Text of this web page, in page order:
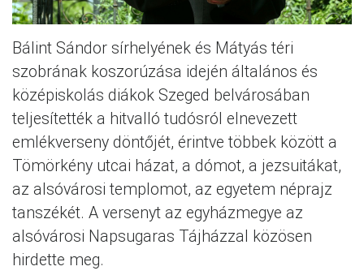
Bálint Sándor sírhelyének és Mátyás téri
szobrának koszorúzása idején általános és
középiskolás diákok Szeged belvárosában
teljesítették a hitvalló tudósról elnevezett
emlékverseny döntőjét, érintve többek között a
Tömörkény utcai házat, a dómot, a jezsuitákat,
az alsóvárosi templomot, az egyetem néprajz
tanszékét. A versenyt az egyházmegye az
alsóvárosi Napsugaras Tájházzal közösen
hirdette meg.